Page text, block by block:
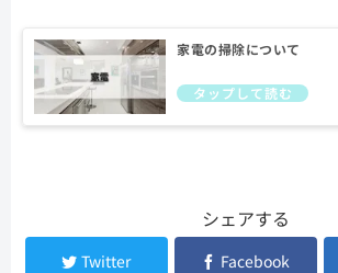
家電の掃除について
シェアする
Twitter Facebook